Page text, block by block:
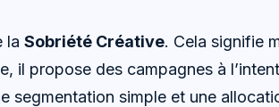
la Sobriété Créative. Cela signifie
il propose des campagnes à
segmentation simple et une